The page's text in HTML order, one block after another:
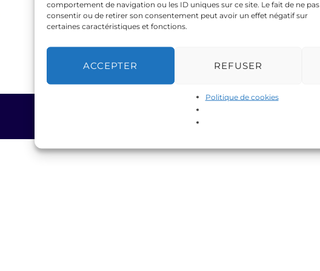
comportement de navigation ou les ID uniques sur ce site. Le fait de ne pas
consentir ou de retirer son consentement peut avoir un effet négatif sur
certaines caractéristiques et fonctions.
ACCEPTER REFUSER
Politique de cookies